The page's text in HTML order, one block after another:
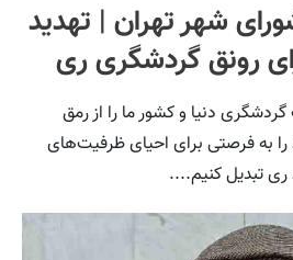
‌شهر تهران | تهدید
رونق گردشگری ری
دنیا و کشور ما را از رمق
را به فرصتی برای احیای ظرفیت‌های
تبدیل کنیم....